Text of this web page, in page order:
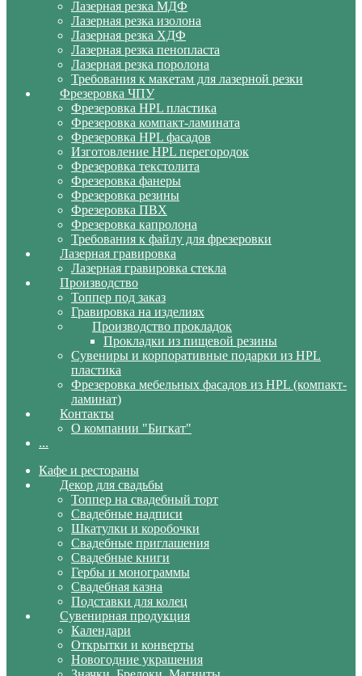
Лазерная резка МДФ
Лазерная резка изолона
Лазерная резка ХДФ
Лазерная резка пенопласта
Лазерная резка поролона
Требования к макетам для лазерной резки
Фрезеровка ЧПУ
Фрезеровка HPL пластика
Фрезеровка компакт-ламината
Фрезеровка HPL фасадов
Изготовление HPL перегородок
Фрезеровка текстолита
Фрезеровка фанеры
Фрезеровка резины
Фрезеровка ПВХ
Фрезеровка капролона
Требования к файлу для фрезеровки
Лазерная гравировка
Лазерная гравировка стекла
Производство
Топпер под заказ
Гравировка на изделиях
Производство прокладок
Прокладки из пищевой резины
Сувениры и корпоративные подарки из HPL
пластика
Фрезеровка мебельных фасадов из HPL (компакт-
ламинат)
Контакты
О компании "Бигкат"
...
Кафе и рестораны
Декор для свадьбы
Топпер на свадебный торт
Свадебные надписи
Шкатулки и коробочки
Свадебные приглашения
Свадебные книги
Гербы и монограммы
Свадебная казна
Подставки для колец
Сувенирная продукция
Календари
Открытки и конверты
Новогодние украшения